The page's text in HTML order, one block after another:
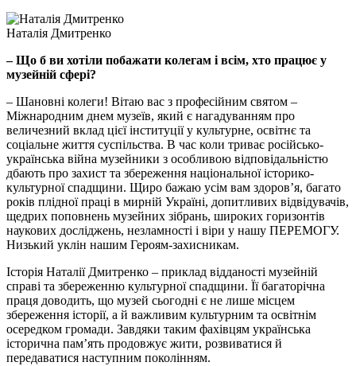
Наталія Дмитренко
– Що б ви хотіли побажати колегам і всім, хто працює у
музейній сфері?
– Шановні колеги! Вітаю вас з професійним святом –
Міжнародним днем музеїв, який є нагадуванням про
величезний вклад цієї інституції у культурне, освітнє та
соціальне життя суспільства. В час коли триває російсько-
українська війна музейники з особливою відповідальністю
дбають про захист та збереження національної історико-
культурної спадщини. Щиро бажаю усім вам здоров’я, багато
років плідної праці в мирній Україні, допитливих відвідувачів,
щедрих поповнень музейних зібрань, широких горизонтів
наукових досліджень, незламності і віри у нашу ПЕРЕМОГУ.
Низький уклін нашим Героям-захисникам.
Історія Наталії Дмитренко – приклад відданості музейній
справі та збереженню культурної спадщини. Її багаторічна
праця доводить, що музей сьогодні є не лише місцем
збереження історії, а й важливим культурним та освітнім
осередком громади. Завдяки таким фахівцям українська
історична пам’ять продовжує жити, розвиватися й
передаватися наступним поколінням.